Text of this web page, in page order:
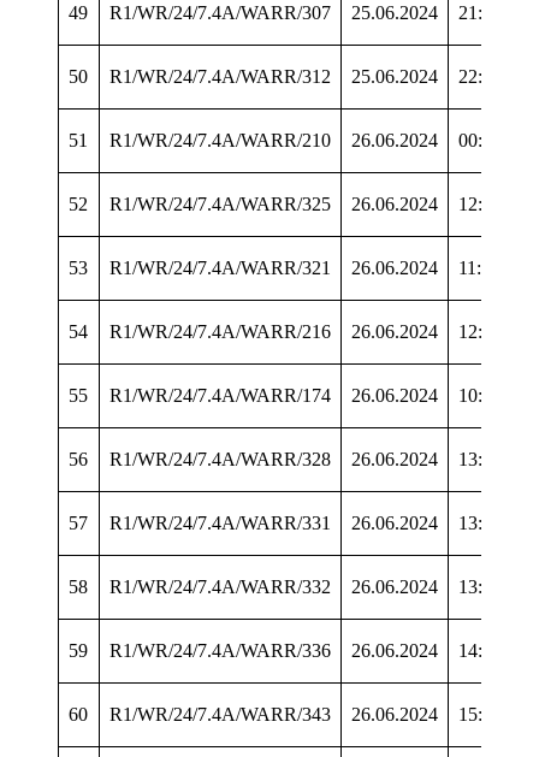
49 R1/WR/24/7.4A/WARR/307 25.06.2024 21:49:43
50 R1/WR/24/7.4A/WARR/312 25.06.2024 22:17:33
51 R1/WR/24/7.4A/WARR/210 26.06.2024 00:26:08
52 R1/WR/24/7.4A/WARR/325 26.06.2024 12:10:53
53 R1/WR/24/7.4A/WARR/321 26.06.2024 11:20:54
54 R1/WR/24/7.4A/WARR/216 26.06.2024 12:07:10
55 R1/WR/24/7.4A/WARR/174 26.06.2024 10:33:41
56 R1/WR/24/7.4A/WARR/328 26.06.2024 13:06:37
57 R1/WR/24/7.4A/WARR/331 26.06.2024 13:26:43
58 R1/WR/24/7.4A/WARR/332 26.06.2024 13:33:26
59 R1/WR/24/7.4A/WARR/336 26.06.2024 14:46:02
60 R1/WR/24/7.4A/WARR/343 26.06.2024 15:32:44